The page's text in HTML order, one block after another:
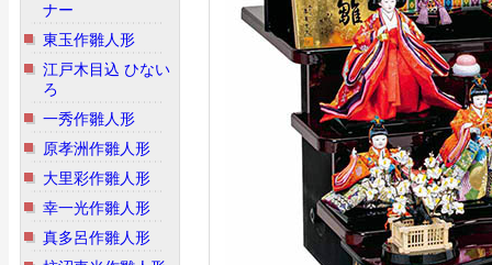
ナー
東玉作雛人形
江戸木目込 ひない
ろ
一秀作雛人形
原孝洲作雛人形
大里彩作雛人形
幸一光作雛人形
真多呂作雛人形